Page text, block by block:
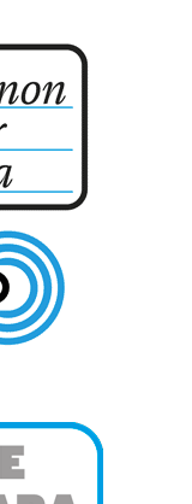
moduari
lehentasunak
ken dezakezu
cookie-
eta
hori
Gehiago